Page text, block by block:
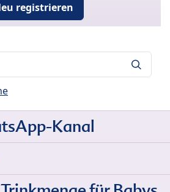
registrieren
Kanal